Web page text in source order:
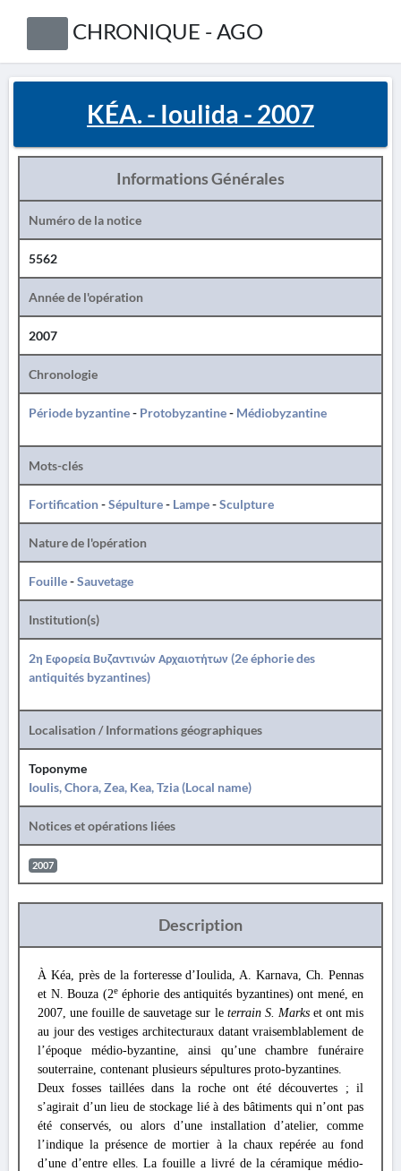
CHRONIQUE - AGO
KÉA. - Ioulida - 2007
Informations Générales
Numéro de la notice
5562
Année de l'opération
2007
Chronologie
Période byzantine- Protobyzantine- Médiobyzantine
Mots-clés
Fortification-Sépulture- Lampe-Sculpture
Nature de l'opération
Fouille-Sauvetage
Institution(s)
2η Εφορεία Βυζαντινών Αρχαιοτήτων (2e éphorie des
antiquités byzantines)
Localisation / Informations géographiques
Toponyme
Ioulis, Chora, Zea, Kea, Tzia (Local name)
Notices et opérations liées
2007
Description
À Kéa, près de la forteresse d’Ioulida, A. Karnava, Ch. Pennas
et N. Bouza (2eéphorie des antiquités byzantines) ont mené, en
2007, une fouille de sauvetage sur le terrain S. Markset ont mis
au jour des vestiges architecturaux datant vraisemblablement de
l’époque médio-byzantine, ainsi qu’une chambre funéraire
souterraine, contenant plusieurs sépultures proto-byzantines.
Deux fosses taillées dans la roche ont été découvertes ; il
s’agirait d’un lieu de stockage lié à des bâtiments qui n’ont pas
été conservés, ou alors d’une installation d’atelier, comme
l’indique la présence de mortier à la chaux repérée au fond
d’une d’entre elles. La fouille a livré de la céramique médio-